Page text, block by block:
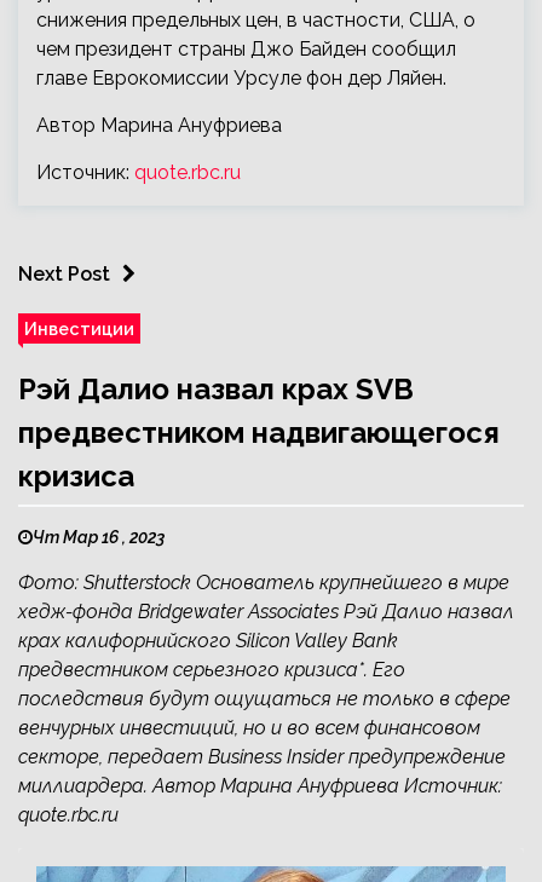
снижения предельных цен, в частности, США, о
чем президент страны Джо Байден сообщил
главе Еврокомиссии Урсуле фон дер Ляйен.
Автор Марина Ануфриева
Источник: quote.rbc.ru
Next Post
Инвестиции
Рэй Далио назвал крах SVB
предвестником надвигающегося
кризиса
Чт Мар 16 , 2023
Фото: Shutterstock Основатель крупнейшего в мире
хедж-фонда Bridgewater Associates Рэй Далио назвал
крах калифорнийского Silicon Valley Bank
предвестником серьезного кризиса*. Его
последствия будут ощущаться не только в сфере
венчурных инвестиций, но и во всем финансовом
секторе, передает Business Insider предупреждение
миллиардера. Автор Марина Ануфриева Источник:
quote.rbc.ru